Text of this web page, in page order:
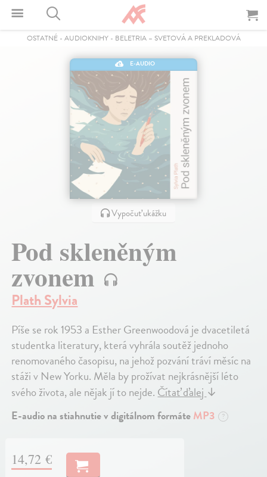
OSTATNÉ- AUDIOKNIHY- BELETRIA – SVETOVÁ A PREKLADOVÁ
E-AUDIO
Vypočuť ukážku
Pod skleněným
zvonem
Plath Sylvia
Píše se rok 1953 a Esther Greenwoodová je dvacetiletá
studentka literatury, která vyhrála soutěž jednoho
renomovaného časopisu, na jehož pozvání tráví měsíc na
stáži v New Yorku. Měla by prožívat nejkrásnější léto
svého života, ale nějak jí to nejde.Čítať ďalej↓
E-audio na stiahnutie v digitálnom formáteMP3 ?
14,72 €